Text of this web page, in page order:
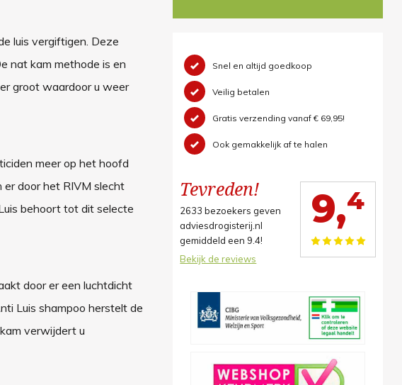
luis vergiftigen. Deze
nat kam methode is en
groot waardoor u weer
meer op het hoofd
door het RIVM slecht
behoort tot dit selecte
door er een luchtdicht
Luis shampoo herstelt de
verwijdert u
Snel en altijd goedkoop
Veilig betalen
Gratis verzending vanaf € 69,95!
Ook gemakkelijk af te halen
Tevreden!
2633 bezoekers geven
adviesdrogisterij.nl
gemiddeld een 9.4!
Bekijk de reviews
9,4